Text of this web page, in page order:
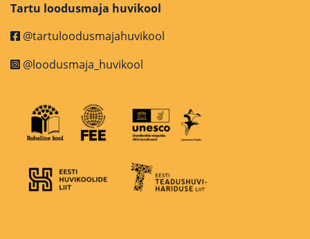
Tartu loodusmaja huvikool
@tartuloodusmajahuvikool
@loodusmaja_huvikool